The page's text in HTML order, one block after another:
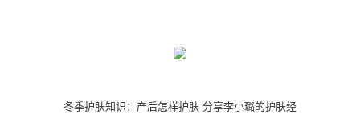
冬季护肤知识：产后怎样护肤 分享李小璐的护肤经